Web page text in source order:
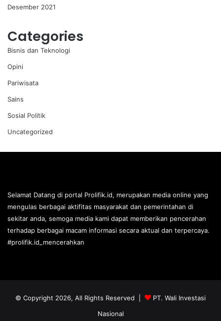
Desember 2021
Categories
Bisnis dan Teknologi
Opini
Pariwisata
Sains
Sosial Politik
Uncategorized
Selamat Datang di portal Prolifik.id, merupakan media online yang
mengulas berbagai aktifitas masyarakat dan pemerintahan di
sekitar anda, semoga media kami dapat memberikan pencerahan
terhadap berbagai macam informasi secara aktual dan terpercaya.
#prolifik.id_mencerahkan
© Copyright 2026, All Rights Reserved |
PT. Wali Investasi
Nasional